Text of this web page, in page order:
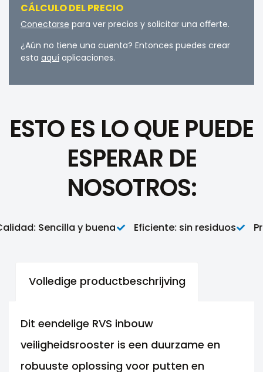
CÁLCULO DEL PRECIO
Conectarse para ver precios y solicitar una oﬀerte.
¿Aún no tiene una cuenta? Entonces puedes crear
esta aquí aplicaciones.
ESTO ES LO QUE PUEDE
ESPERAR DE
NOSOTROS:
Sencilla y buena Eficiente: sin residuos
Volledige productbeschrijving
Dit eendelige RVS inbouw
veiligheidsrooster is een duurzame en
robuuste oplossing voor putten en